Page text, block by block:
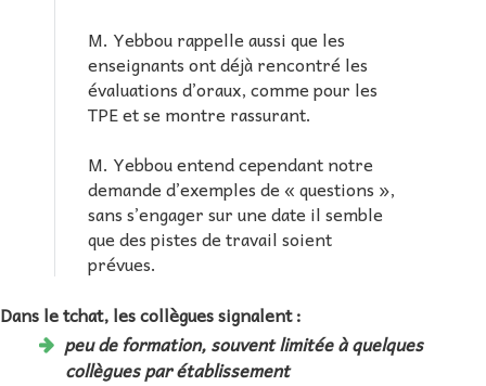
M. Yebbou rappelle aussi que les
enseignants ont déjà rencontré les
évaluations d’oraux, comme pour les
TPE et se montre rassurant.
M. Yebbou entend cependant notre
demande d’exemples de « questions »,
sans s’engager sur une date il semble
que des pistes de travail soient
prévues.
Dans le tchat, les collègues signalent :
peu de formation, souvent limitée à quelques
collègues par établissement